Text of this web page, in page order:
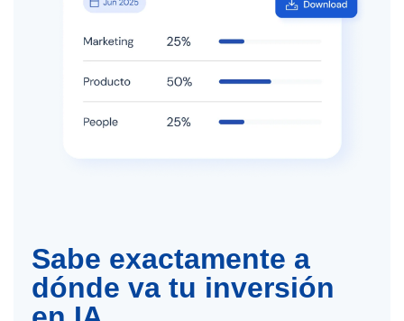
Sabe exactamente a
dónde va tu inversión